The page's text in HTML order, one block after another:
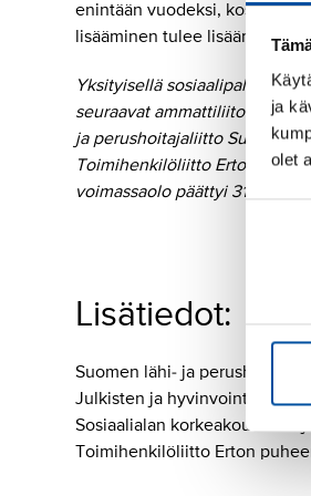
ja
olet
enintään vuodeksi, koskettaa
lisääminen tulee lisäämään
Yksityisellä
seuraavat ammattiliitot:
ja perushoitajaliitto SuPer ry,
Toimihenkilöliitto Erto.
voimassaolo päättyi 31.12.2025.
Lisätiedot:
Suomen lähi- ja
Julkisten ja hyvinvointialojen
Sosiaalialan
Toimihenkilöliitto Erton